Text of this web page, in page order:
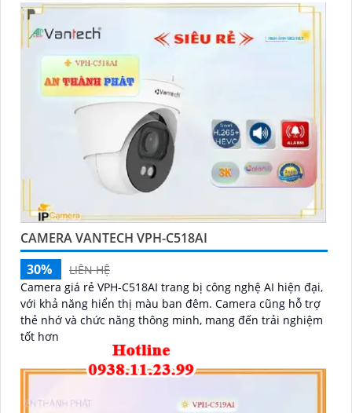
CAMERA VANTECH VPH-C518AI
30%
LIÊN HỆ
Camera giá rẻ VPH-C518AI trang bị công nghệ AI hiện đại,
với khả năng hiển thị màu ban đêm. Camera cũng hỗ trợ
thẻ nhớ và chức năng thông minh, mang đến trải nghiệm
tốt hơn